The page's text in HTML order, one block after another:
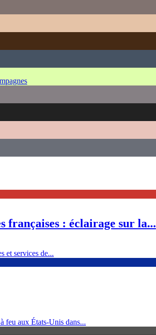
françaises : éclairage sur la...
et services de...
feu aux États-Unis dans...